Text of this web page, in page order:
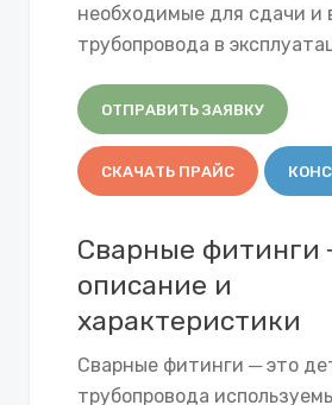
необходимые для сдачи и
трубопровода в
ОТПРАВИТЬ ЗАЯВКУ
СКАЧАТЬ ПРАЙС
Сварные фитинги
описание и
характеристики
Сварные фитинги ─ это
трубопровода